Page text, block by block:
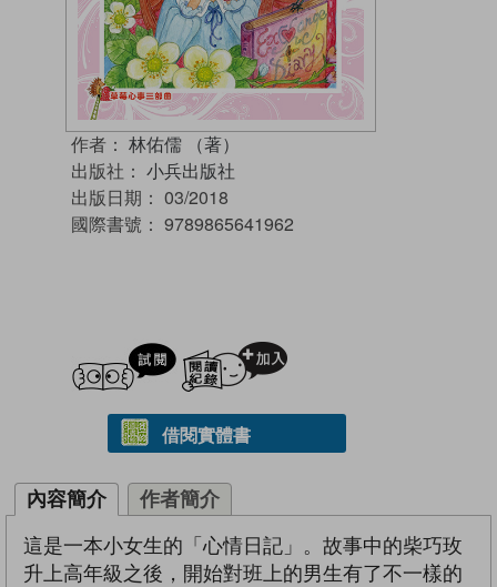
作者： 林佑儒 （著）
出版社： 小兵出版社
出版日期： 03/2018
國際書號： 9789865641962
試閲
借閱實體書
內容簡介 作者簡介
這是一本小女生的「心情日記」。故事中的柴巧玫
升上高年級之後，開始對班上的男生有了不一樣的